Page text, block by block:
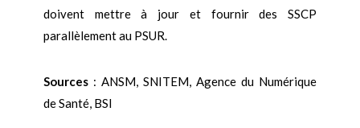
doivent mettre à jour et fournir des SSCP
parallèlement au PSUR.
Sources: ANSM, SNITEM, Agence du Numérique
de Santé, BSI